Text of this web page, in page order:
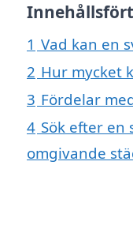
1 Vad kan en
2 Hur mycket
3 Fördelar
4 Sök efter en
omgivande